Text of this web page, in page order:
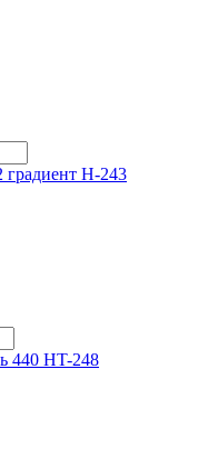
H-243
HT-248